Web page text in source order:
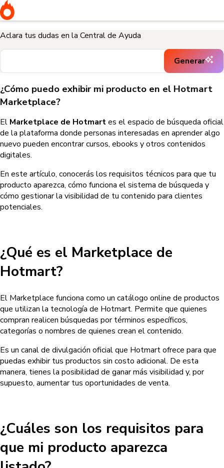
Inicio
producto en el Hotmart Marketplace?
Aclara tus dudas en la Central de Ayuda
Generar
¿Cómo puedo exhibir mi producto en el Hotmart
Marketplace?
El Marketplace de Hotmartes el espacio de búsqueda oficial
de la plataforma donde personas interesadas en aprender algo
nuevo pueden encontrar cursos, ebooks y otros contenidos
digitales.
En este artículo, conocerás los requisitos técnicos para que tu
producto aparezca, cómo funciona el sistema de búsqueda y
cómo gestionar la visibilidad de tu contenido para clientes
potenciales.
¿Qué es el Marketplace de
Hotmart?
El Marketplace funciona como un catálogo online de productos
que utilizan la tecnología de Hotmart. Permite que quienes
compran realicen búsquedas por términos específicos,
categorías o nombres de quienes crean el contenido.
Es un canal de divulgación oficial que Hotmart ofrece para que
puedas exhibir tus productos sin costo adicional. De esta
manera, tienes la posibilidad de ganar más visibilidad y, por
supuesto, aumentar tus oportunidades de venta.
¿Cuáles son los requisitos para
que mi producto aparezca